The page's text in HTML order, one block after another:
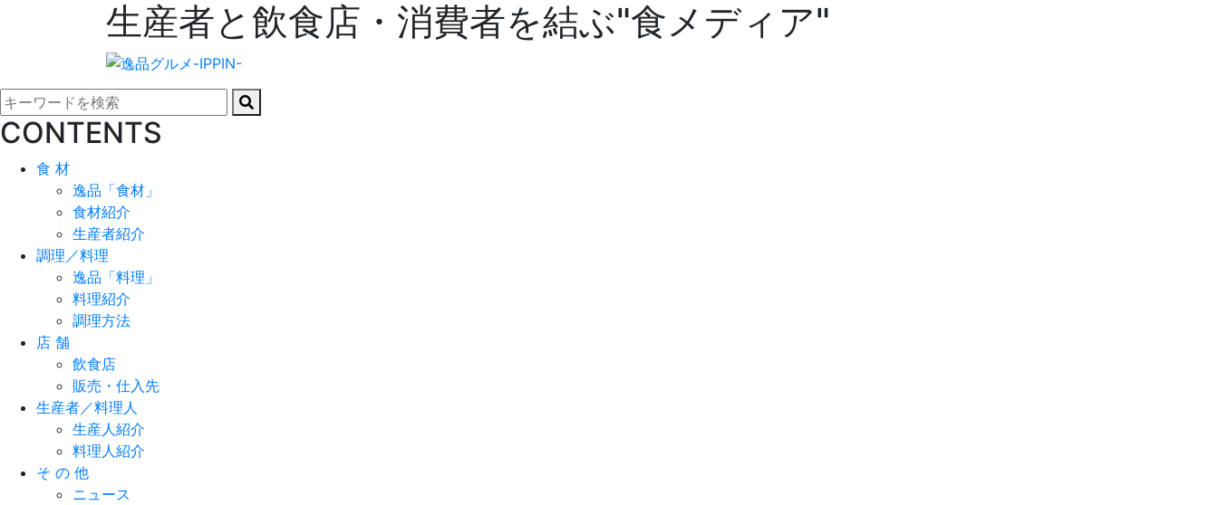
生産者と飲食店・消費者を結ぶ"食メディア"
CONTENTS
食 材
逸品「食材」
食材紹介
生産者紹介
調理／料理
逸品「料理」
料理紹介
調理方法
店 舗
飲食店
販売・仕入先
生産者／料理人
生産人紹介
料理人紹介
そ の 他
ニュース